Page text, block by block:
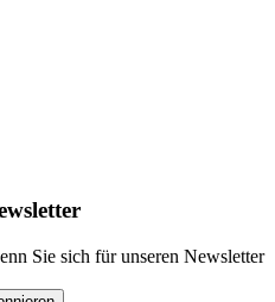
Sie sich für unseren Newsletter